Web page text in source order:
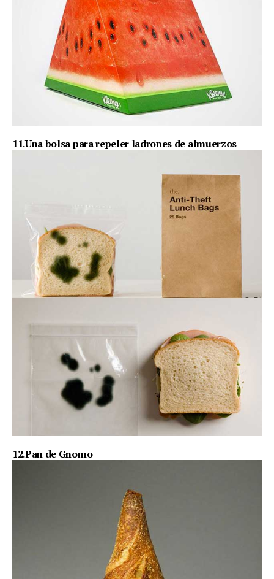
11.Una bolsa para repeler ladrones de almuerzos
12.Pan de Gnomo